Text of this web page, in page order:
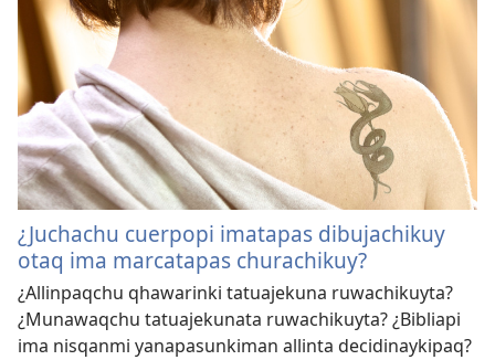
¿Juchachu cuerpopi imatapas dibujachikuy
otaq ima marcatapas churachikuy?
¿Allinpaqchu qhawarinki tatuajekuna ruwachikuyta?
¿Munawaqchu tatuajekunata ruwachikuyta? ¿Bibliapi
ima nisqanmi yanapasunkiman allinta decidinaykipaq?